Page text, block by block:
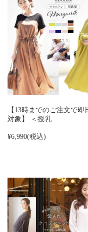
【13時までのご注文で即
対象】 ＜授乳…
¥6,990(税込)